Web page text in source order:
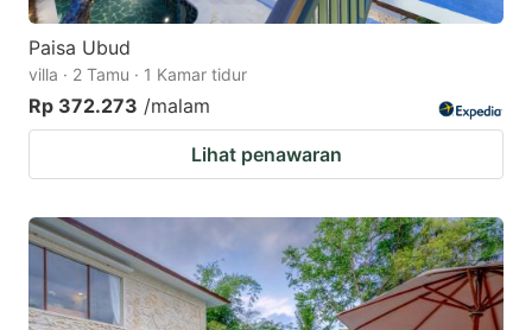
Paisa Ubud
villa · 2 Tamu · 1 Kamar tidur
Rp 372.273 /malam
Lihat penawaran